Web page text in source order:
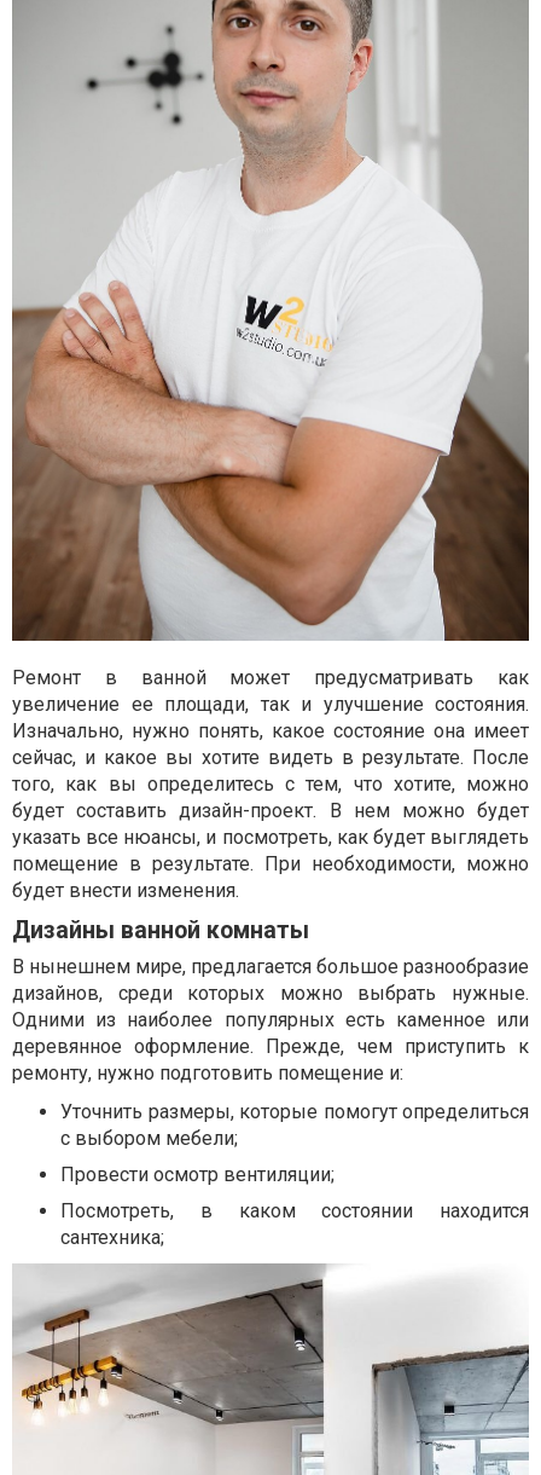
Ремонт в ванной может предусматривать как
увеличение ее площади, так и улучшение состояния.
Изначально, нужно понять, какое состояние она имеет
сейчас, и какое вы хотите видеть в результате. После
того, как вы определитесь с тем, что хотите, можно
будет составить дизайн-проект. В нем можно будет
указать все нюансы, и посмотреть, как будет выглядеть
помещение в результате. При необходимости, можно
будет внести изменения.
Дизайны ванной комнаты
В нынешнем мире, предлагается большое разнообразие
дизайнов, среди которых можно выбрать нужные.
Одними из наиболее популярных есть каменное или
деревянное оформление. Прежде, чем приступить к
ремонту, нужно подготовить помещение и:
Уточнить размеры, которые помогут определиться
с выбором мебели;
Провести осмотр вентиляции;
Посмотреть, в каком состоянии находится
сантехника;